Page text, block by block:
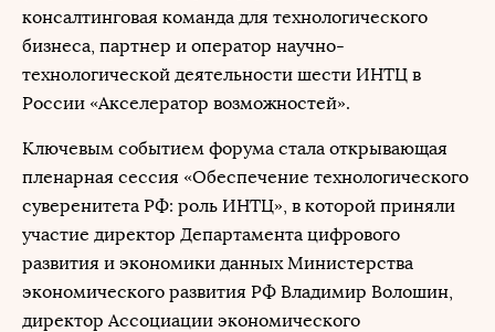
консалтинговая команда для технологического
бизнеса, партнер и оператор научно-
технологической деятельности шести ИНТЦ в
России «Акселератор возможностей».
Ключевым событием форума стала открывающая
пленарная сессия «Обеспечение технологического
суверенитета РФ: роль ИНТЦ», в которой приняли
участие директор Департамента цифрового
развития и экономики данных Министерства
экономического развития РФ Владимир Волошин,
директор Ассоциации экономического